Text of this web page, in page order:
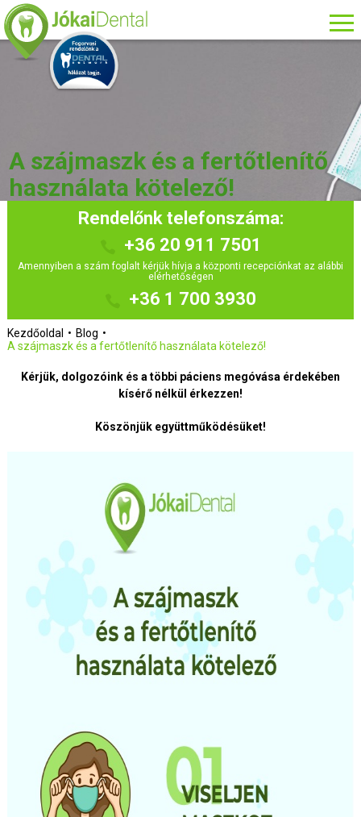
A szájmaszk és a fertőtlenítő
használata kötelező!
Rendelőnk telefonszáma:
+36 20 911 7501
Amennyiben a szám foglalt kérjük hívja a központi recepciónkat az alábbi
elérhetőségen
+36 1 700 3930
Kezdőoldal
Blog
A szájmaszk és a fertőtlenítő használata kötelező!
Kérjük, dolgozóink és a többi páciens megóvása érdekében
kísérő nélkül érkezzen!
Köszönjük együttműködésüket!